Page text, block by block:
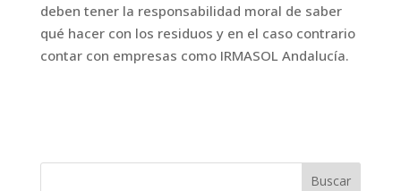
deben tener la responsabilidad moral de saber
qué hacer con los residuos y en el caso contrario
contar con empresas como IRMASOL Andalucía.